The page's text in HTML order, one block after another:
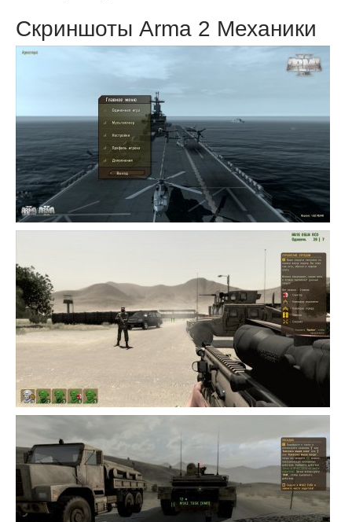
Скриншоты Arma 2 Механики